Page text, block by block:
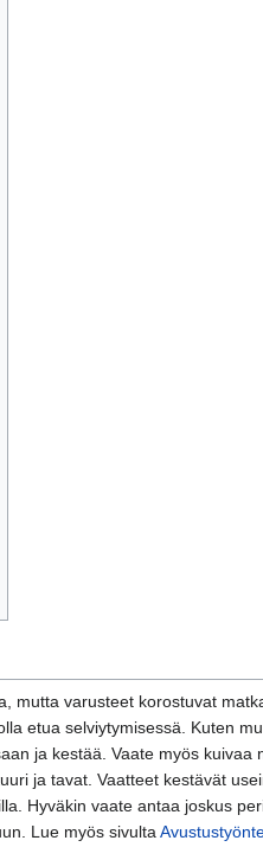
mutta varusteet korostuvat
etua selviytymisessä. Kuten
ja kestää. Vaate myös
ja tavat. Vaatteet kestävät
Hyväkin vaate antaa joskus
Lue myös sivulta